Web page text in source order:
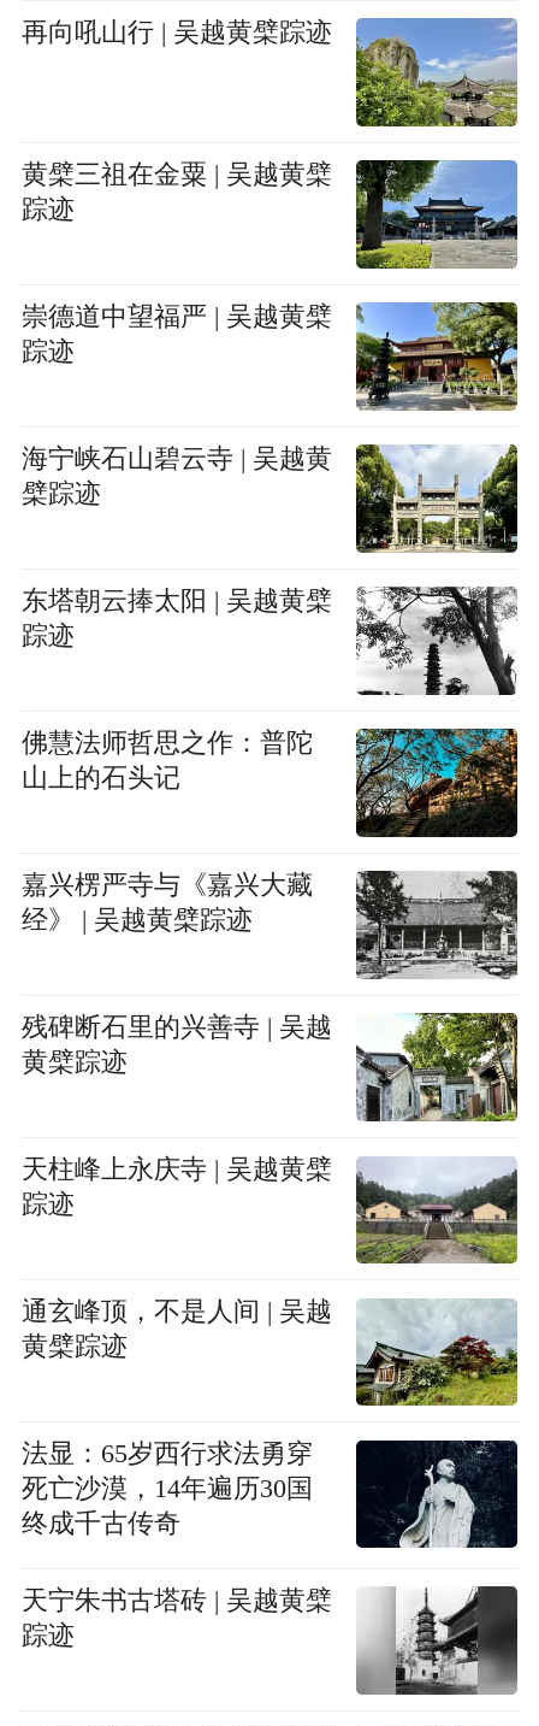
再向吼山行 | 吴越黄檗踪迹
黄檗三祖在金粟 | 吴越黄檗
踪迹
崇德道中望福严 | 吴越黄檗
踪迹
海宁峡石山碧云寺 | 吴越黄
檗踪迹
东塔朝云捧太阳 | 吴越黄檗
踪迹
佛慧法师哲思之作：普陀
山上的石头记
嘉兴楞严寺与《嘉兴大藏
经》 | 吴越黄檗踪迹
残碑断石里的兴善寺 | 吴越
黄檗踪迹
天柱峰上永庆寺 | 吴越黄檗
踪迹
通玄峰顶，不是人间 | 吴越
黄檗踪迹
法显：65岁西行求法勇穿
死亡沙漠，14年遍历30国
终成千古传奇
天宁朱书古塔砖 | 吴越黄檗
踪迹